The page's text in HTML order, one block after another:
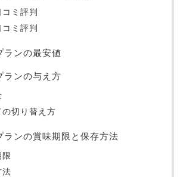
コミ評判
コミ評判
ランの最安値
ランの与え方
の切り替え方
ランの賞味期限と保存方法
法